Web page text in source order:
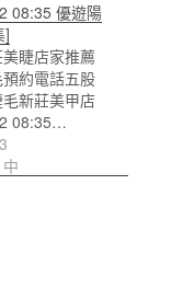
08:35 優遊陽
]
睫店家推薦
約電話五股
新莊美甲店
08:35…